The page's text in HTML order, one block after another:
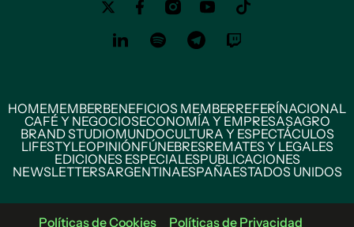
HOMEMEMBERBENEFICIOS MEMBERREFERÍNACIONAL
CAFÉ Y NEGOCIOSECONOMÍA Y EMPRESASAGRO
BRAND STUDIOMUNDOCULTURA Y ESPECTÁCULOS
LIFESTYLEOPINIÓNFÚNEBRESREMATES Y LEGALES
EDICIONES ESPECIALESPUBLICACIONES
NEWSLETTERSARGENTINAESPAÑAESTADOS UNIDOS
Políticas de Cookies Políticas de Privacidad